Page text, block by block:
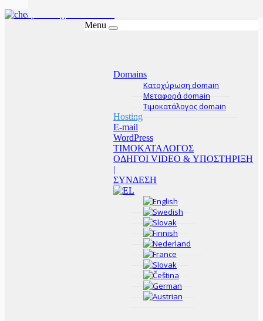
Menu
Domains
Κατοχύρωση domain
Μεταφορά domain
Τιμοκατάλογος domain
Hosting
E-mail
WordPress
ΤΙΜΟΚΑΤΑΛΟΓΟΣ
ΟΔΗΓΟΙ VIDEO & ΥΠΟΣΤΗΡΙΞΗ
|
ΣΥΝΔΕΣΗ